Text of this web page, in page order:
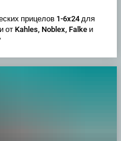
прицелов 1-6x24 для
Kahles, Noblex, Falke и